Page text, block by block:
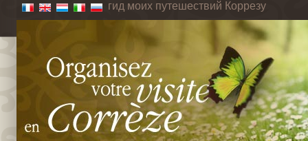
гид моих путешествий Коррезу